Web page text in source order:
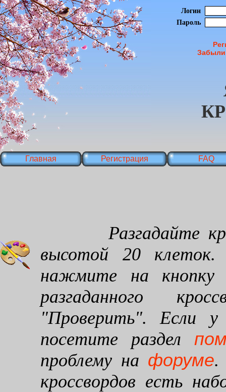
Логин
Пароль
Главная Регистрация FAQ
Разгадайте
высотой 20 клеток.
нажмите на кнопку
разгаданного
"Проверить". Если
посетите раздел
проблему на форуме.
кроссвордов есть